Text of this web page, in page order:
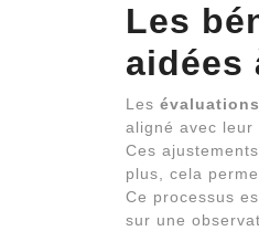
Les
aidées
Les
aligné avec leur
Ces
plus, cela
Ce processus
sur une